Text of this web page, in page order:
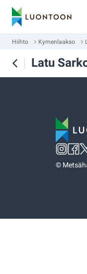
Hiihto Kymenlaakso
Latu
©